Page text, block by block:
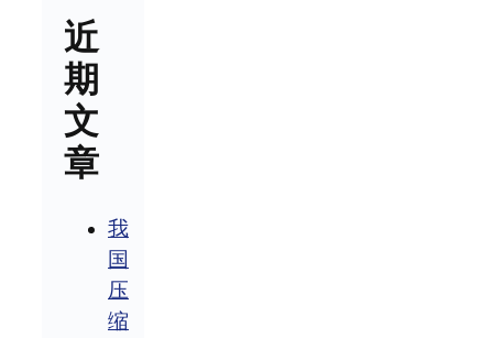
近
期
文
章
我
国
压
缩